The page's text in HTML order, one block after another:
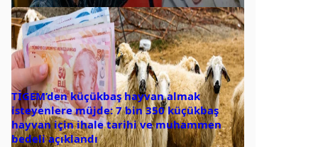
TİGEM’den küçükbaş hayvan almak
isteyenlere müjde: 7 bin 350 küçükbaş
hayvan için ihale tarihi ve muhammen
bedeli açıklandı